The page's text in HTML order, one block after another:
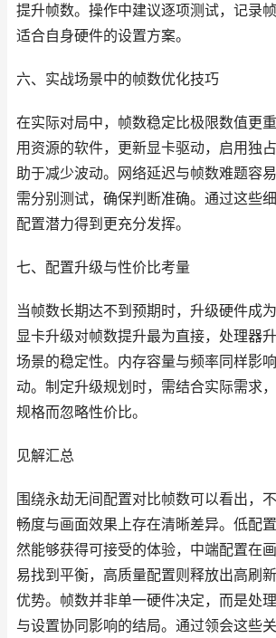
提升帧数。操作中建议逐项测试，记录
适合自身硬件的设置方案。
六、实战场景中的帧数优化技巧
在实际对局中，帧数稳定比极限数值更
用资源的软件，更新显卡驱动，启用独
助于减少波动。网络延迟与帧数难题容
需分别测试，确保判断准确。通过这些
配置潜力得到更充分发挥。
七、配置升级与性价比考量
当帧数长期达不到预期时，升级硬件成
显卡升级对帧数提升最为直接，处理器
场景的稳定性。内存容量与频率同样影
动。制定升级规划时，需结合实际需求
规格而忽略性价比。
见解汇总
围绕永劫无间配置对比帧数可以看出，
畅度与画面效果上存在清晰差异。低配
然能够获得可接受的体验，中端配置在
易找到平衡，高质量配置则释放出高刷
优势。帧数并非单一硬件决定，而是处
与设置协同影响的结局。通过领会这些